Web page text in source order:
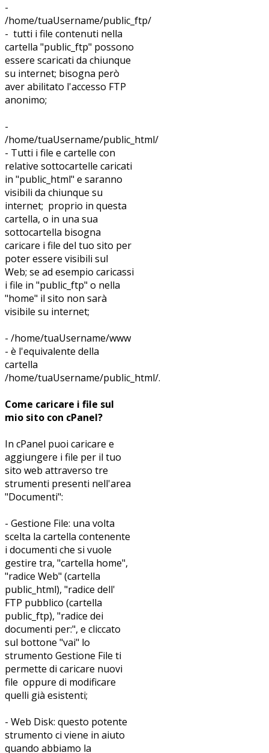
-
/home/tuaUsername/public_ftp/
- tutti i file contenuti nella
cartella "public_ftp" possono
essere scaricati da chiunque
su internet; bisogna però
aver abilitato l'accesso FTP
anonimo;
-
/home/tuaUsername/public_html/
- Tutti i file e cartelle con
relative sottocartelle caricati
in "public_html" e saranno
visibili da chiunque su
internet; proprio in questa
cartella, o in una sua
sottocartella bisogna
caricare i file del tuo sito per
poter essere visibili sul
Web; se ad esempio caricassi
i file in "public_ftp" o nella
"home" il sito non sarà
visibile su internet;
- /home/tuaUsername/www
- è l'equivalente della
cartella
/home/tuaUsername/public_html/.
Come caricare i file sul
mio sito con cPanel?
In cPanel puoi caricare e
aggiungere i file per il tuo
sito web attraverso tre
strumenti presenti nell'area
"Documenti":
- Gestione File: una volta
scelta la cartella contenente
i documenti che si vuole
gestire tra, "cartella home",
"radice Web" (cartella
public_html), "radice dell'
FTP pubblico (cartella
public_ftp), "radice dei
documenti per:", e cliccato
sul bottone "vai" lo
strumento Gestione File ti
permette di caricare nuovi
file oppure di modificare
quelli già esistenti;
- Web Disk: questo potente
strumento ci viene in aiuto
quando abbiamo la